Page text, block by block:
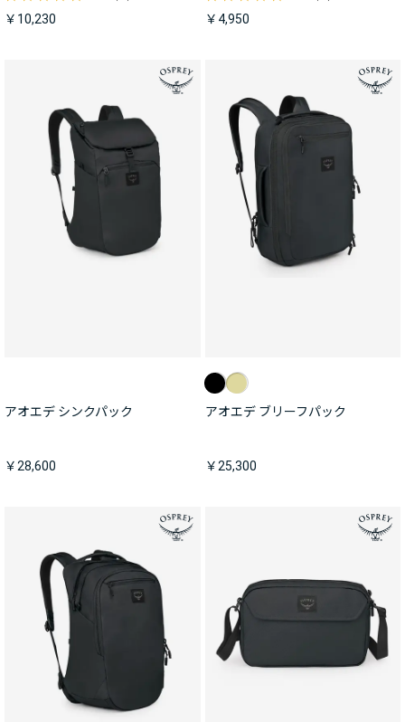
￥10,230 ￥4,950
アオエデ シンクパック
￥28,600
アオエデ ブリーフパック
￥25,300